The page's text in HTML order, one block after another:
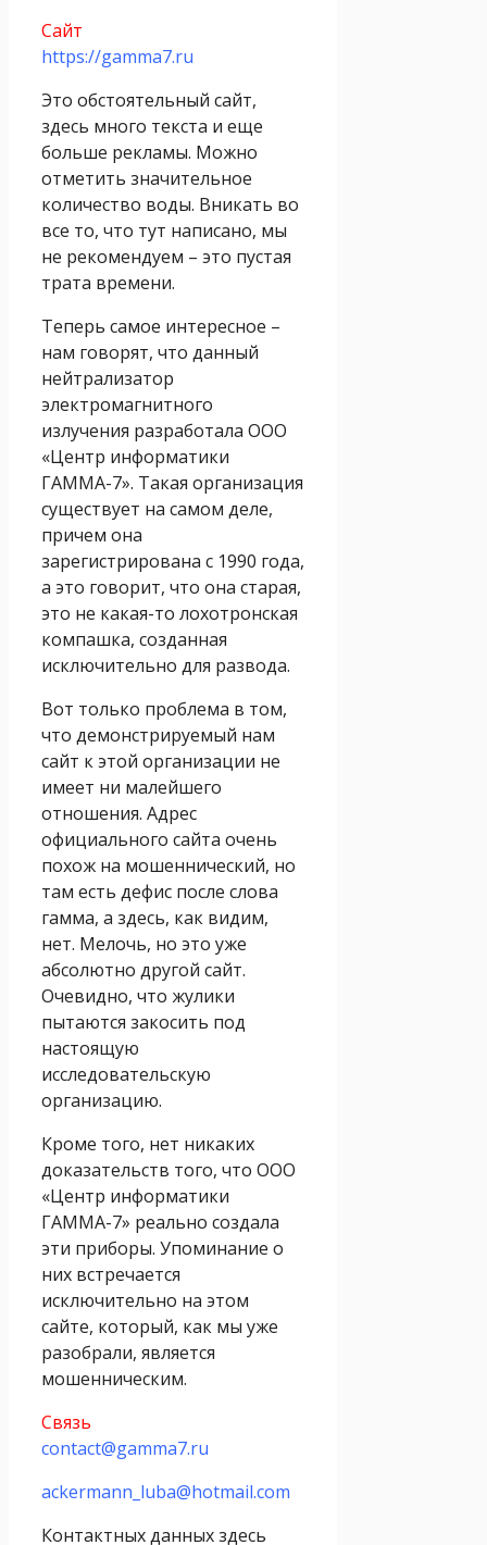
Сайт
https://gamma7.ru
Это обстоятельный сайт,
здесь много текста и еще
больше рекламы. Можно
отметить значительное
количество воды. Вникать во
все то, что тут написано, мы
не рекомендуем – это пустая
трата времени.
Теперь самое интересное –
нам говорят, что данный
нейтрализатор
электромагнитного
излучения разработала ООО
«Центр информатики
ГАММА-7». Такая организация
существует на самом деле,
причем она
зарегистрирована с 1990 года,
а это говорит, что она старая,
это не какая-то лохотронская
компашка, созданная
исключительно для развода.
Вот только проблема в том,
что демонстрируемый нам
сайт к этой организации не
имеет ни малейшего
отношения. Адрес
официального сайта очень
похож на мошеннический, но
там есть дефис после слова
гамма, а здесь, как видим,
нет. Мелочь, но это уже
абсолютно другой сайт.
Очевидно, что жулики
пытаются закосить под
настоящую
исследовательскую
организацию.
Кроме того, нет никаких
доказательств того, что ООО
«Центр информатики
ГАММА-7» реально создала
эти приборы. Упоминание о
них встречается
исключительно на этом
сайте, который, как мы уже
разобрали, является
мошенническим.
Связь
contact@gamma7.ru
ackermann_luba@hotmail.com
Контактных данных здесь